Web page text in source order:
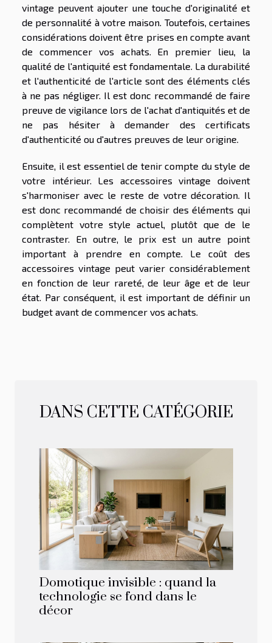
vintage peuvent ajouter une touche d'originalité et
de personnalité à votre maison. Toutefois, certaines
considérations doivent être prises en compte avant
de commencer vos achats. En premier lieu, la
qualité de l'antiquité est fondamentale. La durabilité
et l'authenticité de l'article sont des éléments clés
à ne pas négliger. Il est donc recommandé de faire
preuve de vigilance lors de l'achat d'antiquités et de
ne pas hésiter à demander des certificats
d'authenticité ou d'autres preuves de leur origine.
Ensuite, il est essentiel de tenir compte du style de
votre intérieur. Les accessoires vintage doivent
s'harmoniser avec le reste de votre décoration. Il
est donc recommandé de choisir des éléments qui
complètent votre style actuel, plutôt que de le
contraster. En outre, le prix est un autre point
important à prendre en compte. Le coût des
accessoires vintage peut varier considérablement
en fonction de leur rareté, de leur âge et de leur
état. Par conséquent, il est important de définir un
budget avant de commencer vos achats.
DANS CETTE CATÉGORIE
Domotique invisible : quand la
technologie se fond dans le
décor